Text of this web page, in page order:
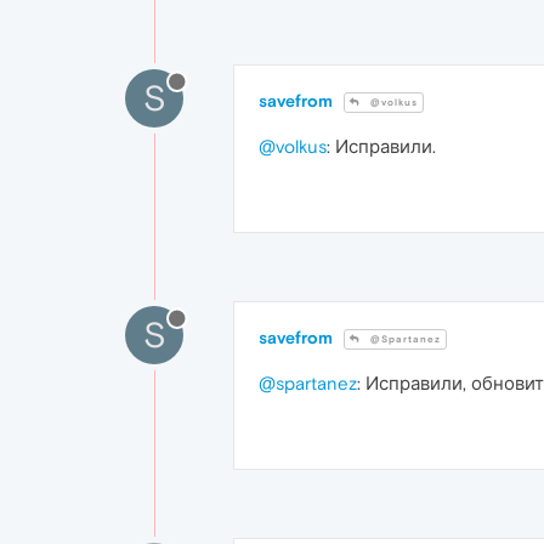
S savefrom @volkus
@volkus: Исправили.
S savefrom @Spartanez
@spartanez: Исправили,